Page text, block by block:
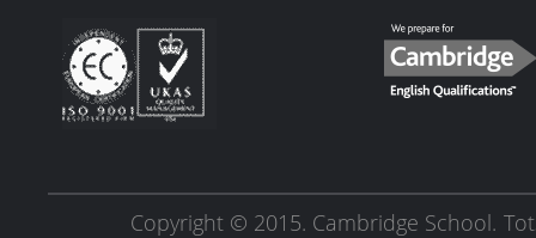
Copyright © 2015. Cambridge School.